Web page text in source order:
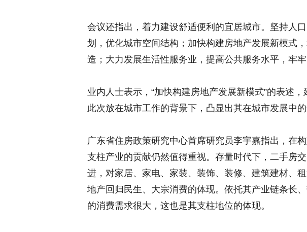
会议还指出，着力建设舒适便利的宜居城市。坚持人
划，优化城市空间结构；加快构建房地产发展新模式
造；大力发展生活性服务业，提高公共服务水平，牢牢
业内人士表示，“加快构建房地产发展新模式”的表述，
此次放在城市工作的背景下，凸显出其在城市发展中的
广东省住房政策研究中心首席研究员李宇嘉指出，在
支柱产业的贡献仍然值得重视。存量时代下，二手房
进，对家居、家电、家装、装饰、装修、建筑建材、
地产回归民生、大宗消费的体现。依托其产业链条长
的消费需求很大，这也是其支柱地位的体现。